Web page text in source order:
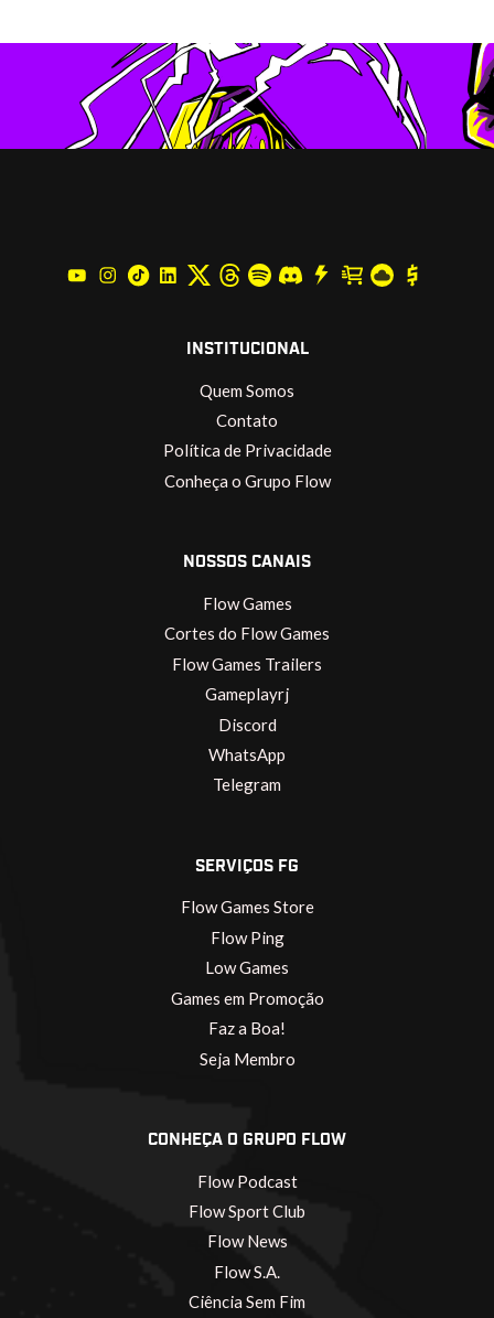
INSTITUCIONAL
Quem Somos
Contato
Política de Privacidade
Conheça o Grupo Flow
NOSSOS CANAIS
Flow Games
Cortes do Flow Games
Flow Games Trailers
Gameplayrj
Discord
WhatsApp
Telegram
SERVIÇOS FG
Flow Games Store
Flow Ping
Low Games
Games em Promoção
Faz a Boa!
Seja Membro
CONHEÇA O GRUPO FLOW
Flow Podcast
Flow Sport Club
Flow News
Flow S.A.
Ciência Sem Fim